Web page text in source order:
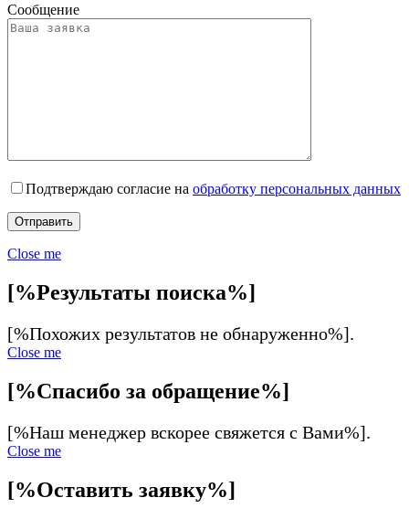
Сообщение
Подтверждаю согласие на обработку персональных данных
Close me
[%Результаты поиска%]
[%Похожих результатов не обнаруженно%].
Close me
[%Спасибо за обращение%]
[%Наш менеджер вскорее свяжется с Вами%].
Close me
[%Оставить заявку%]